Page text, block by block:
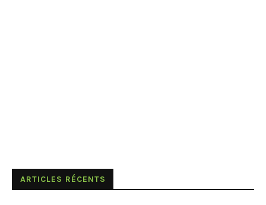
ARTICLES RÉCENTS